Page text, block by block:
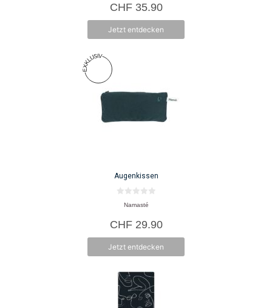
n
5
CHF35.90
Jetzt entdecken
Augenkissen
n
5
Namasté
CHF29.90
Jetzt entdecken